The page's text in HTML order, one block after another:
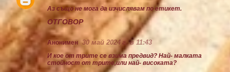
Аз също не мога да изчислявам по етикет.
ОТГОВОР
Анонимен 30 май 2024 г. в 11:43
И кое от трите се взима предвид? Най- малката
стойност от трите,или най- високата?